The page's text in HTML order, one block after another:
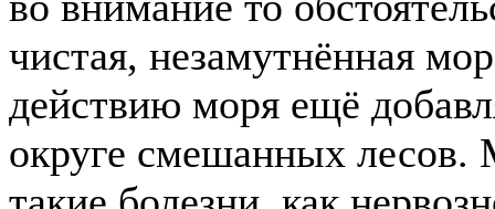
чистая, незамутнённая
действию моря ещё
округе смешанных лесов.